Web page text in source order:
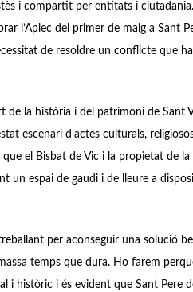
i compartit per entitats i
l’Aplec del primer de maig a Sant
de resoldre un conflicte que
de la història i del patrimoni de Sant
escenari d’actes culturals,
el Bisbat de Vic i la propietat de
un espai de gaudi i de lleure a
per aconseguir una solució
temps que dura. Ho farem
i històric i és evident que Sant Pere